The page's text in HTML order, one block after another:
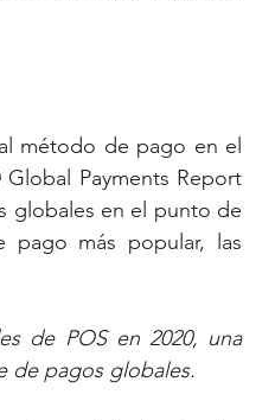
método de pago en el
Payments Report
globales en el punto de
pago más popular, las
de POS en 2020, una
de pagos globales.